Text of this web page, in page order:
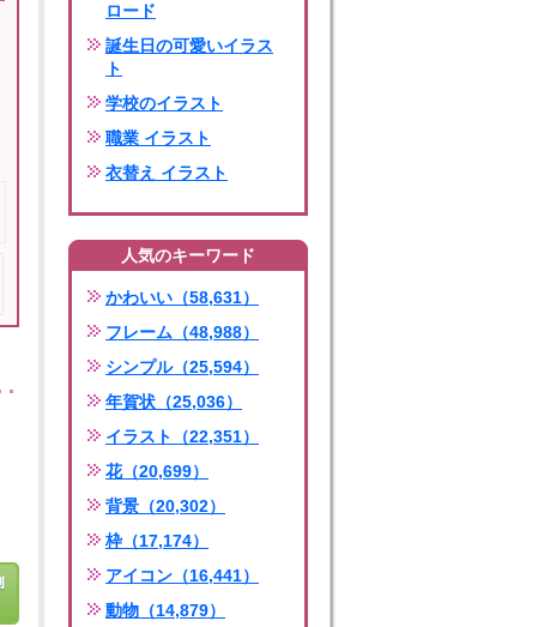
ロード
誕生日の可愛いイラス
ト
学校のイラスト
職業 イラスト
衣替え イラスト
人気のキーワード
かわいい（58,631）
フレーム（48,988）
シンプル（25,594）
年賀状（25,036）
イラスト（22,351）
花（20,699）
背景（20,302）
枠（17,174）
アイコン（16,441）
動物（14,879）